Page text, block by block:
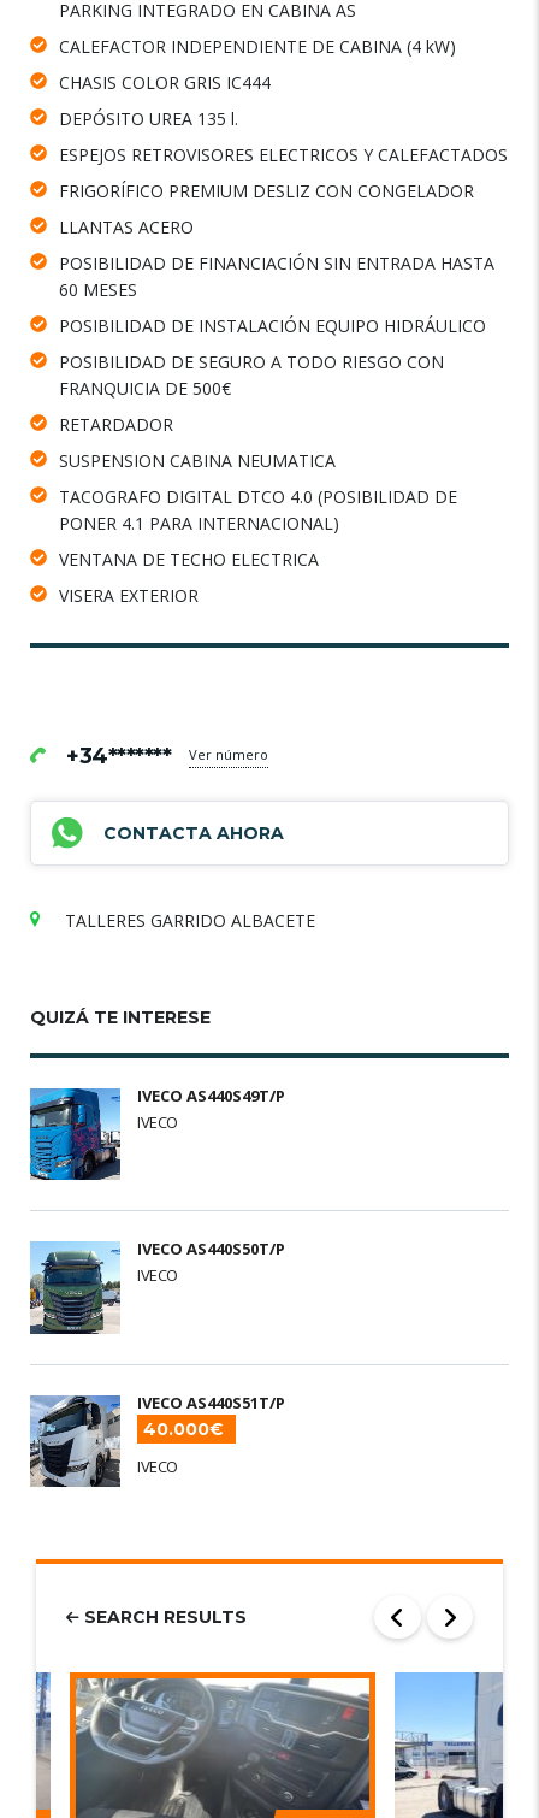
PARKING INTEGRADO EN CABINA AS
CALEFACTOR INDEPENDIENTE DE CABINA (4 kW)
CHASIS COLOR GRIS IC444
DEPÓSITO UREA 135 l.
ESPEJOS RETROVISORES ELECTRICOS Y CALEFACTADOS
FRIGORÍFICO PREMIUM DESLIZ CON CONGELADOR
LLANTAS ACERO
POSIBILIDAD DE FINANCIACIÓN SIN ENTRADA HASTA
60 MESES
POSIBILIDAD DE INSTALACIÓN EQUIPO HIDRÁULICO
POSIBILIDAD DE SEGURO A TODO RIESGO CON
FRANQUICIA DE 500€
RETARDADOR
SUSPENSION CABINA NEUMATICA
TACOGRAFO DIGITAL DTCO 4.0 (POSIBILIDAD DE
PONER 4.1 PARA INTERNACIONAL)
VENTANA DE TECHO ELECTRICA
VISERA EXTERIOR
+34******* Ver número
CONTACTA AHORA
TALLERES GARRIDO ALBACETE
QUIZÁ TE INTERESE
IVECO AS440S49T/P
IVECO
IVECO AS440S50T/P
IVECO
IVECO AS440S51T/P
40.000€
IVECO
SEARCH RESULTS